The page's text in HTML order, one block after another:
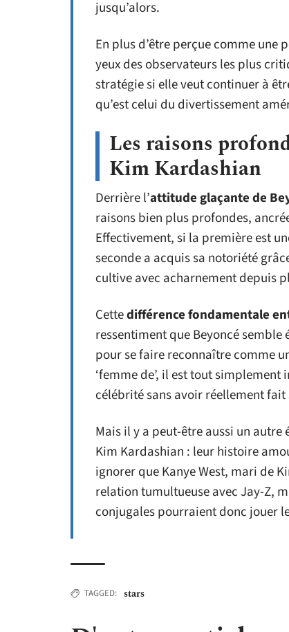
jusqu’alors.
En plus d’être perçue comme une
yeux des observateurs les plus
stratégie si elle veut continuer à
qu’est celui du divertissement
Les raisons
Kim Kardashian
Derrière l’attitude glaçante de
raisons bien plus profondes,
Effectivement, si la première est
seconde a acquis sa notoriété
cultive avec acharnement depuis
Cettedifférence fondamentale
ressentiment que Beyoncé
pour se faire reconnaître comme
‘femme de’, il est tout
célébrité sans avoir réellement
Mais il y a peut-être aussi un
Kim Kardashian : leur histoire
ignorer que Kanye West, mari de
relation tumultueuse avec Jay-Z,
conjugales pourraient donc jouer
TAGGED: stars